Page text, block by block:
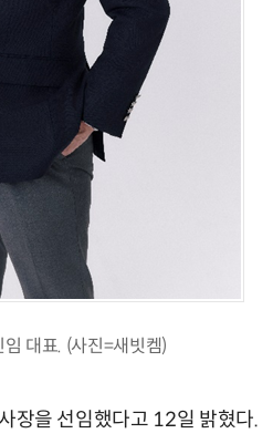
대표. (사진=새빗켐)
장을 선임했다고 12일 밝혔다.